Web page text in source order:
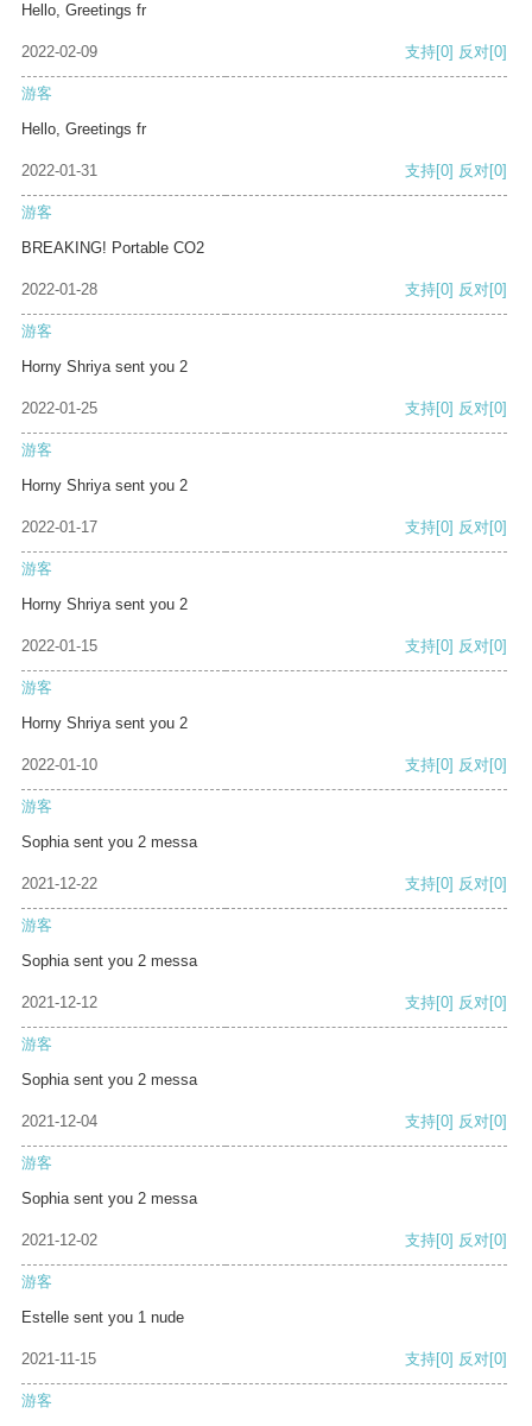
Hello, Greetings fr
2022-02-09 支持[0] 反对[0]
游客
Hello, Greetings fr
2022-01-31 支持[0] 反对[0]
游客
BREAKING! Portable CO2
2022-01-28 支持[0] 反对[0]
游客
Horny Shriya sent you 2
2022-01-25 支持[0] 反对[0]
游客
Horny Shriya sent you 2
2022-01-17 支持[0] 反对[0]
游客
Horny Shriya sent you 2
2022-01-15 支持[0] 反对[0]
游客
Horny Shriya sent you 2
2022-01-10 支持[0] 反对[0]
游客
Sophia sent you 2 messa
2021-12-22 支持[0] 反对[0]
游客
Sophia sent you 2 messa
2021-12-12 支持[0] 反对[0]
游客
Sophia sent you 2 messa
2021-12-04 支持[0] 反对[0]
游客
Sophia sent you 2 messa
2021-12-02 支持[0] 反对[0]
游客
Estelle sent you 1 nude
2021-11-15 支持[0] 反对[0]
游客